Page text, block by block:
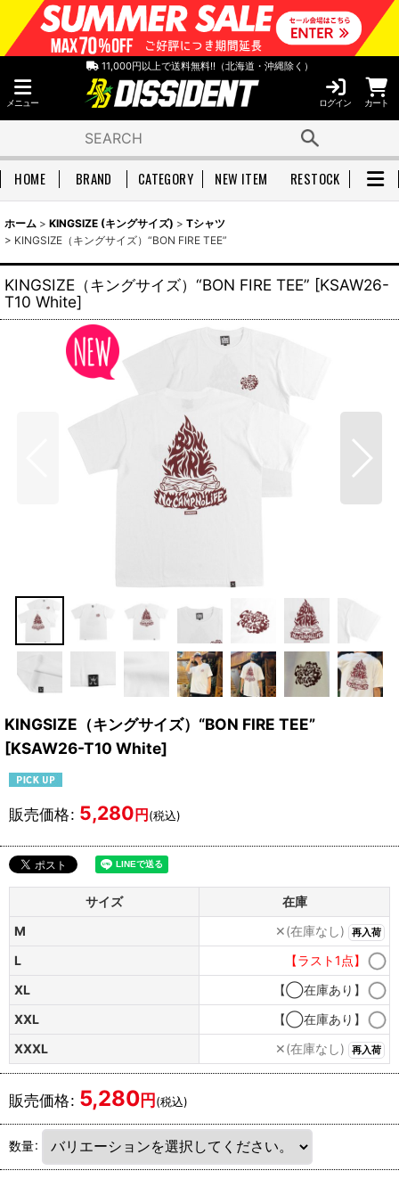
11,000円以上で送料無料!!（北海道・沖縄除く）
メニュー ログイン カート
HOME BRAND CATEGORY NEW ITEM RESTOCK
ホーム > KINGSIZE (キングサイズ) > Tシャツ
> KINGSIZE（キングサイズ）“BON FIRE TEE”
KINGSIZE（キングサイズ）“BON FIRE TEE” [KSAW26-
T10 White]
KINGSIZE（キングサイズ）“BON FIRE TEE”
[KSAW26-T10 White]
販売価格: 5,280円(税込)
サイズ
在庫
M
✕(在庫なし) 再入荷
L
【ラスト1点】
XL
【◯在庫あり】
XXL
【◯在庫あり】
XXXL
✕(在庫なし) 再入荷
販売価格: 5,280円(税込)
数量: